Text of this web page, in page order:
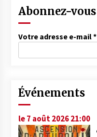
Abonnez-vous
Votre adresse e-mail*
Événements
le 7 août 2026 21:00